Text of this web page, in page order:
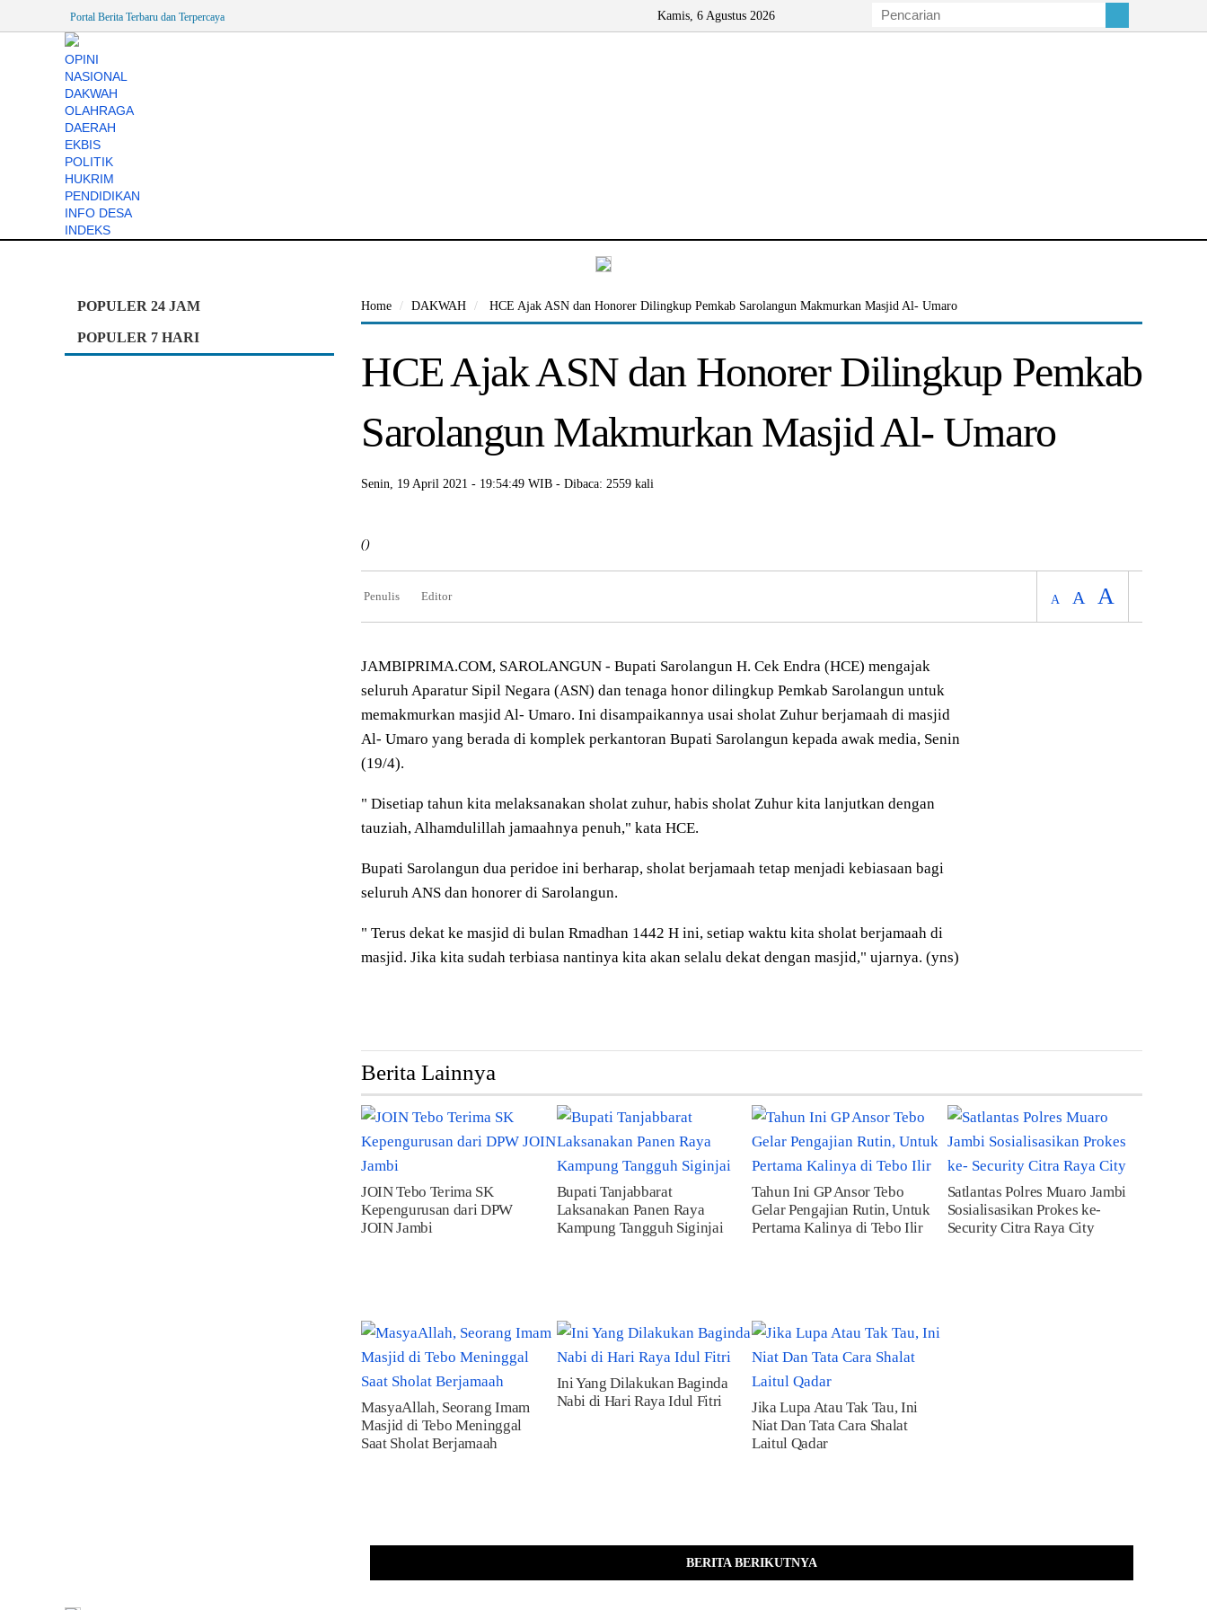
Portal Berita Terbaru dan Terpercaya Kamis, 6 Agustus 2026
OPINI
NASIONAL
DAKWAH
OLAHRAGA
DAERAH
EKBIS
POLITIK
HUKRIM
PENDIDIKAN
INFO DESA
INDEKS
POPULER 24 JAM
POPULER 7 HARI
Home DAKWAH HCE Ajak ASN dan Honorer Dilingkup Pemkab Sarolangun Makmurkan Masjid Al- Umaro
HCE Ajak ASN dan Honorer Dilingkup Pemkab
Sarolangun Makmurkan Masjid Al- Umaro
Senin, 19 April 2021 - 19:54:49 WIB - Dibaca: 2559 kali
()
Penulis Editor A A A
JAMBIPRIMA.COM, SAROLANGUN - Bupati Sarolangun H. Cek Endra (HCE) mengajak
seluruh Aparatur Sipil Negara (ASN) dan tenaga honor dilingkup Pemkab Sarolangun untuk
memakmurkan masjid Al- Umaro. Ini disampaikannya usai sholat Zuhur berjamaah di masjid
Al- Umaro yang berada di komplek perkantoran Bupati Sarolangun kepada awak media, Senin
(19/4).
" Disetiap tahun kita melaksanakan sholat zuhur, habis sholat Zuhur kita lanjutkan dengan
tauziah, Alhamdulillah jamaahnya penuh," kata HCE.
Bupati Sarolangun dua peridoe ini berharap, sholat berjamaah tetap menjadi kebiasaan bagi
seluruh ANS dan honorer di Sarolangun.
" Terus dekat ke masjid di bulan Rmadhan 1442 H ini, setiap waktu kita sholat berjamaah di
masjid. Jika kita sudah terbiasa nantinya kita akan selalu dekat dengan masjid," ujarnya. (yns)
Berita Lainnya
JOIN Tebo Terima SK
Kepengurusan dari DPW
JOIN Jambi
Bupati Tanjabbarat
Laksanakan Panen Raya
Kampung Tangguh Siginjai
Tahun Ini GP Ansor Tebo
Gelar Pengajian Rutin, Untuk
Pertama Kalinya di Tebo Ilir
Satlantas Polres Muaro Jambi
Sosialisasikan Prokes ke-
Security Citra Raya City
MasyaAllah, Seorang Imam
Masjid di Tebo Meninggal
Saat Sholat Berjamaah
Ini Yang Dilakukan Baginda
Nabi di Hari Raya Idul Fitri
Jika Lupa Atau Tak Tau, Ini
Niat Dan Tata Cara Shalat
Laitul Qadar
BERITA BERIKUTNYA